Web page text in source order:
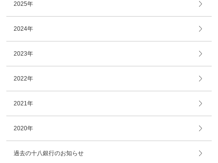
2025年
2024年
2023年
2022年
2021年
2020年
過去の十八銀行のお知らせ